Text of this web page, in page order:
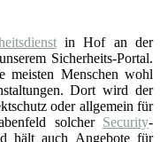
in Hof an der
Sicherheits-Portal.
meisten Menschen wohl
Dort wird der
oder allgemein für
solcher Security-
hält auch Angebote für